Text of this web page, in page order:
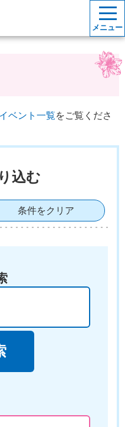
メニュー
イベント一覧をご覧くださ
込む
条件をクリア